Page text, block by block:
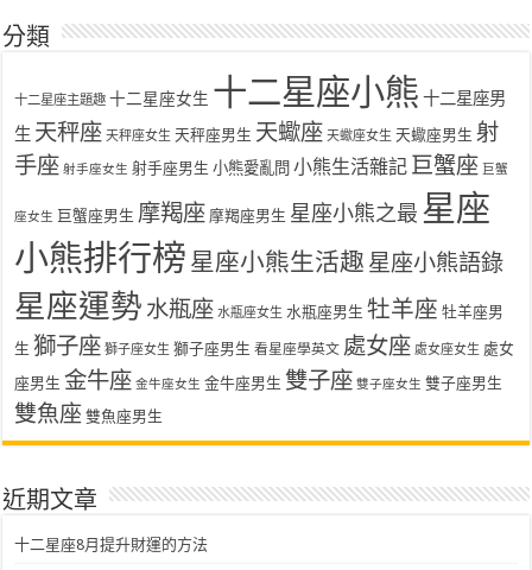
分類
十二星座主題趣 十二星座女生 十二星座小熊 十二星座男
生 天秤座 天秤座女生 天秤座男生 天蠍座 天蠍座女生 天蠍座男生 射
手座 射手座女生 射手座男生 小熊愛亂問 小熊生活雜記 巨蟹座 巨蟹
座女生 巨蟹座男生 摩羯座 摩羯座男生 星座小熊之最 星座
小熊排行榜 星座小熊生活趣 星座小熊語錄
星座運勢 水瓶座 水瓶座女生 水瓶座男生 牡羊座 牡羊座男
生 獅子座 獅子座女生 獅子座男生 看星座學英文 處女座 處女座女生 處女
座男生 金牛座 金牛座女生 金牛座男生 雙子座 雙子座女生 雙子座男生
雙魚座 雙魚座男生
近期文章
十二星座8月提升財運的方法